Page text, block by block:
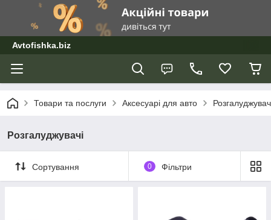
Avtofishka.biz
Товари та послуги Аксесуарі для авто
Розгалуджувачі
Сортування 0 Фільтри